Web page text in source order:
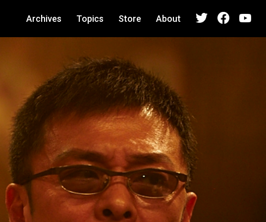
Archives Topics Store About